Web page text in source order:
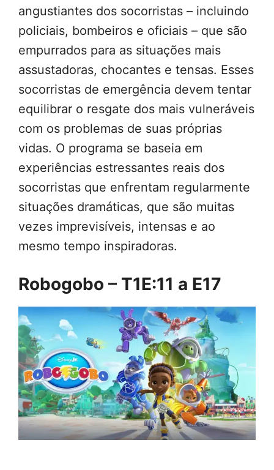
angustiantes dos socorristas – incluindo
policiais, bombeiros e oficiais – que são
empurrados para as situações mais
assustadoras, chocantes e tensas. Esses
socorristas de emergência devem tentar
equilibrar o resgate dos mais vulneráveis
com os problemas de suas próprias
vidas. O programa se baseia em
experiências estressantes reais dos
socorristas que enfrentam regularmente
situações dramáticas, que são muitas
vezes imprevisíveis, intensas e ao
mesmo tempo inspiradoras.
Robogobo – T1E:11 a E17